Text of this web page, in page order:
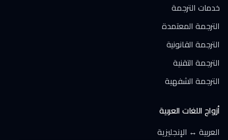
خدمات الترجمة
الترجمة المعتمدة
الترجمة القانونية
الترجمة التقنية
الترجمة الشفهية
أزواج اللغات العربية
العربية ↔ الإنجليزية